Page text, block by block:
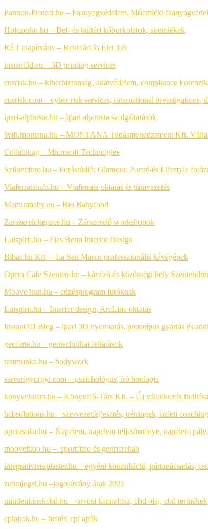
Pannon-Protect.hu – Faanyagvédelem, Műemléki
Holczerko.hu – Bel- és kültéri kőburkolatok, síremlékek
RÉT alapítvány – Rekreációs Élet Tér
instant3d.eu – 3D printing services
cnsrisk.hu – kiberbiztonság, adatvédelem, compliance
cnsrisk.com – cyber risk services, international investigations,
ipari-alpinista.hu – Ipari alpinista szolgáltatások
Wifi.montana.hu – MONTANA Tudásmenedzsment Kft.
Collabit.ag – Microsoft Technolgies
Sziluettfoto.hu – Fotóstúdió: Glamour, Portré-és Lifestyle
Viaferratainfo.hu – Viaferrata oktatás és túravezetés
Mamirababy.eu – Bio Babyfood
Zarszerelokepzes.hu – Zárszerelő workshopok
Luispirit.hu – Fias Berta Interior Design
Bibas.hu Kft. – La San Marco professzionális kávégépek
Opera Cafe Szentendre – kávézó és közösségi hely
Moove4run.hu – edzésprogram futóknak
Luispirit.hu – Interior design, ArcLine oktatás
Instant3D Blog – ipari 3D nyomtatás, prototípus gyártás és
geoferte.hu – geotechnikai feltárások
testmunka.hu – bodywork
sarvarigyorgyi.com – pszichológus, író honlapja
konyvelotars.hu – Könyvelő-Társ Kft. – Új vállalkozás
hcbsolutions.hu – szervezetfejlesztés, tréningek, üzleti coaching
operasolar.hu – Napelem, napelem teljesítménye, napelem
moovefizio.hu – sportfizio és gerincrehab
integrativterapiaster.hu – egyéni konzultáció, pártanácsadás,
zebrajogsi.hu –jogosítvány árak 2021
mindenkinekcbd.hu – orvosi kannabisz, cbd olaj, cbd termékek
cplajtok.hu – beltéri cpl ajtók